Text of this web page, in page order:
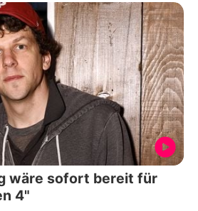
wäre sofort bereit für
4"